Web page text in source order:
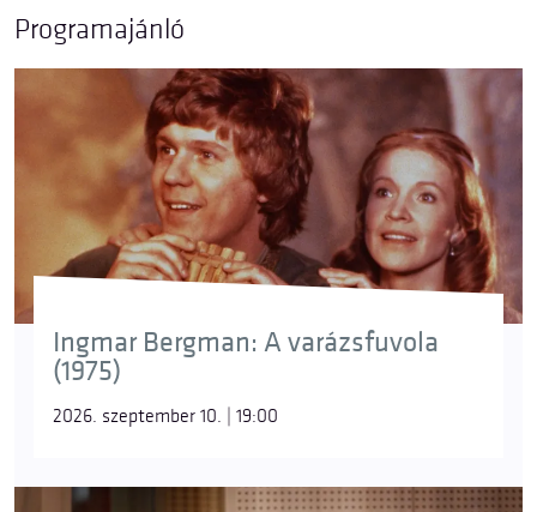
© Marco Borggreve
© Bézsenyi Zsolt
© Csibi Szilvia / Müpa
Programajánló
Ingmar Bergman: A varázsfuvola
(1975)
2026. szeptember 10. | 19:00